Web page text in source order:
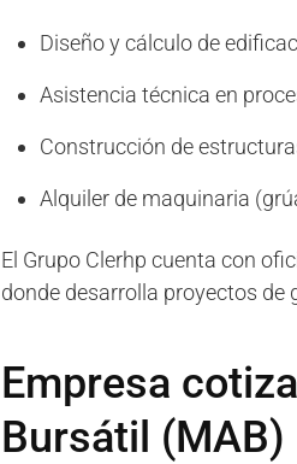
Diseño y cálculo de
Asistencia técnica en
Construcción de
Alquiler de maquinaria
El Grupo Clerhp cuenta con
donde desarrolla proyectos de
Empresa
Bursátil (MAB)